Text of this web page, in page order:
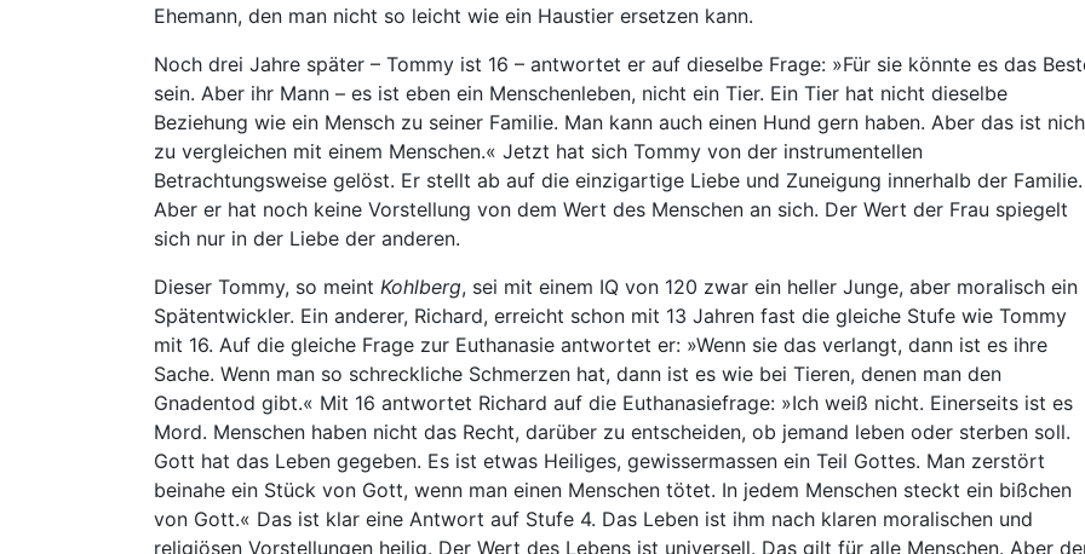
Ehemann, den man nicht so leicht wie ein Haustier ersetzen kann.
Noch drei Jahre später – Tommy ist 16 – antwortet er auf dieselbe Frage: »Für sie könnte es das
sein. Aber ihr Mann – es ist eben ein Menschenleben, nicht ein Tier. Ein Tier hat nicht dieselbe
Beziehung wie ein Mensch zu seiner Familie. Man kann auch einen Hund gern haben. Aber das ist
zu vergleichen mit einem Menschen.« Jetzt hat sich Tommy von der instrumentellen
Betrachtungsweise gelöst. Er stellt ab auf die einzigartige Liebe und Zuneigung innerhalb der Familie.
Aber er hat noch keine Vorstellung von dem Wert des Menschen an sich. Der Wert der Frau spiegelt
sich nur in der Liebe der anderen.
Dieser Tommy, so meint Kohlberg, sei mit einem IQ von 120 zwar ein heller Junge, aber moralisch ein
Spätentwickler. Ein anderer, Richard, erreicht schon mit 13 Jahren fast die gleiche Stufe wie Tommy
mit 16. Auf die gleiche Frage zur Euthanasie antwortet er: »Wenn sie das verlangt, dann ist es ihre
Sache. Wenn man so schreckliche Schmerzen hat, dann ist es wie bei Tieren, denen man den
Gnadentod gibt.« Mit 16 antwortet Richard auf die Euthanasiefrage: »Ich weiß nicht. Einerseits ist es
Mord. Menschen haben nicht das Recht, darüber zu entscheiden, ob jemand leben oder sterben soll.
Gott hat das Leben gegeben. Es ist etwas Heiliges, gewissermassen ein Teil Gottes. Man zerstört
beinahe ein Stück von Gott, wenn man einen Menschen tötet. In jedem Menschen steckt ein bißchen
von Gott.« Das ist klar eine Antwort auf Stufe 4. Das Leben ist ihm nach klaren moralischen und
religiösen Vorstellungen heilig. Der Wert des Lebens ist universell. Das gilt für alle Menschen. Aber